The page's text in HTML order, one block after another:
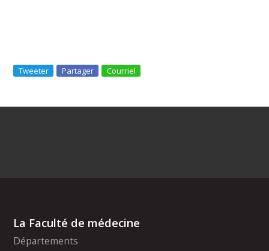
Tweeter Partager Courriel
La Faculté de médecine
Départements